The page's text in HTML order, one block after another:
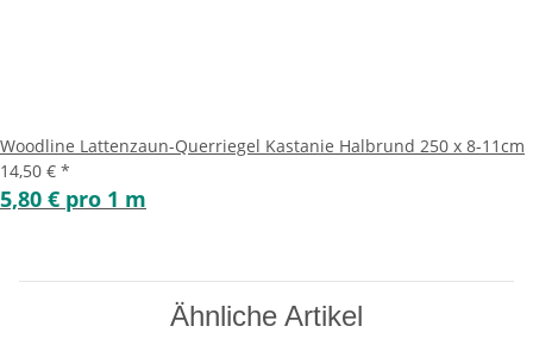
Woodline Lattenzaun-Querriegel Kastanie Halbrund 250 x 8-11cm
14,50 € *
5,80 € pro 1 m
Ähnliche Artikel